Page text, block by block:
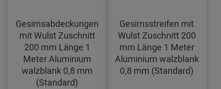
Gesimsabdeckungen
mit Wulst Zuschnitt
200 mm Länge 1
Meter Aluminium
walzblank 0,8 mm
(Standard)
Gesimsstreifen mit
Wulst Zuschnitt 200
mm Länge 1 Meter
Aluminium walzblank
0,8 mm (Standard)